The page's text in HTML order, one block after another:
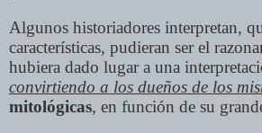
Algunos historiadores interpretan,
características, pudieran ser el
hubiera dado lugar a una
convirtiendo a los dueños de los
mitológicas, en función de su